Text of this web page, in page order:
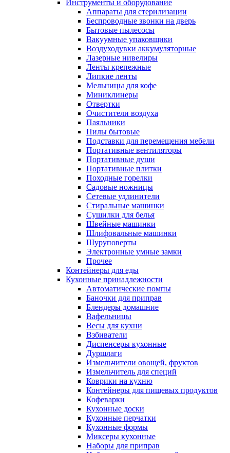
Инструменты и оборудование
Аппараты для стерилизации
Беспроводные звонки на дверь
Бытовые пылесосы
Вакуумные упаковщики
Воздуходувки аккумуляторные
Лазерные нивелиры
Ленты крепежные
Липкие ленты
Мельницы для кофе
Миниклинеры
Отвертки
Очистители воздуха
Паяльники
Пилы бытовые
Подставки для перемещения мебели
Портативные вентиляторы
Портативные души
Портативные плитки
Походные горелки
Садовые ножницы
Сетевые удлинители
Стиральные машинки
Сушилки для белья
Швейные машинки
Шлифовальные машинки
Шуруповерты
Электронные умные замки
Прочее
Контейнеры для еды
Кухонные принадлежности
Автоматические помпы
Баночки для приправ
Блендеры домашние
Вафельницы
Весы для кухни
Взбиватели
Диспенсеры кухонные
Дуршлаги
Измельчители овощей, фруктов
Измельчитель для специй
Коврики на кухню
Контейнеры для пищевых продуктов
Кофеварки
Кухонные доски
Кухонные перчатки
Кухонные формы
Миксеры кухонные
Наборы для приправ